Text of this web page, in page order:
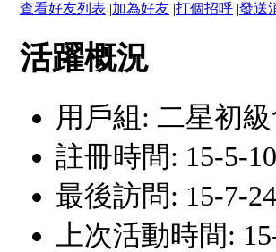
查看好友列表 |加為好友 |打個招呼 |發送
活躍概況
用戶組: 二星初
註冊時間: 15-5-
最後訪問: 15-7-
上次活動時間: